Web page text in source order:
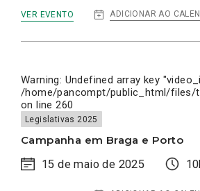
VER EVENTO ADICIONAR AO
:
ENCERRAMENTO
CAMPANHA
Warning: Undefined array key
/home/pancompt/public_html/files/
on line260
Legislativas 2025
Campanha em Braga e Porto
15 de maio de 2025